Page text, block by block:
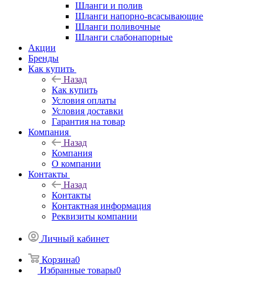
Шланги и полив
Шланги напорно-всасывающие
Шланги поливочные
Шланги слабонапорные
Акции
Бренды
Как купить
Назад
Как купить
Условия оплаты
Условия доставки
Гарантия на товар
Компания
Назад
Компания
О компании
Контакты
Назад
Контакты
Контактная информация
Реквизиты компании
Личный кабинет
Корзина0
Избранные товары0